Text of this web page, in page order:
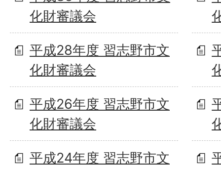
化財審議会
平成28年度 習志野市文
化財審議会
平成26年度 習志野市文
化財審議会
平成24年度 習志野市文